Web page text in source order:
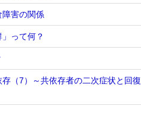
障害の関係
」って何？
（7）～共依存者の二次症状と回復